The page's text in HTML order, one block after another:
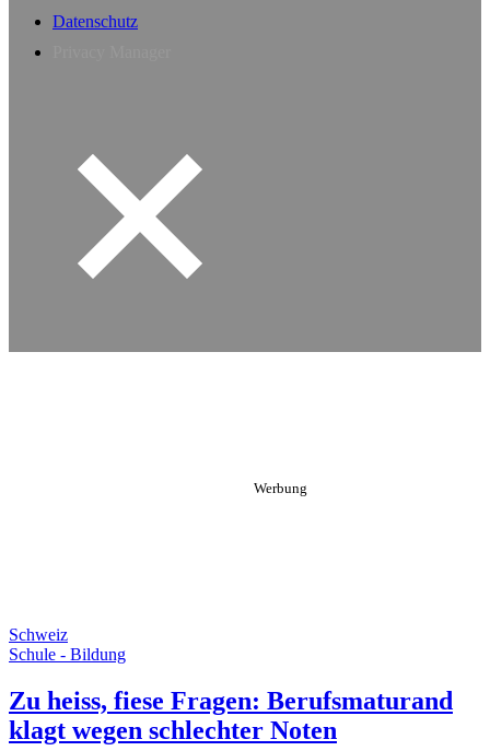
Datenschutz
Schweiz
Schule - Bildung
Zu heiss, fiese Fragen: Berufsmaturand
klagt wegen schlechter Noten